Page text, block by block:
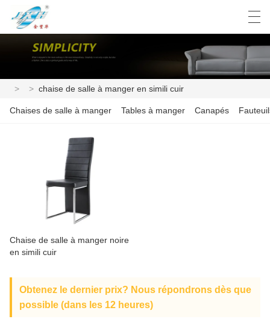
العربية Deutsch Español
> > chaise de salle à manger en simili cuir
Chaises de salle à manger Tables à manger Canapés
Chaise de salle à manger noire
en simili cuir
Obtenez le dernier prix? Nous répondrons dès que
possible (dans les 12 heures)